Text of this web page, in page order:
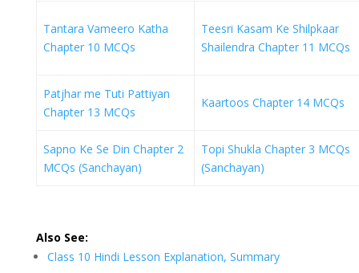
Tantara Vameero Katha
Chapter 10 MCQs
Teesri Kasam Ke Shilpkaar
Shailendra Chapter 11 MCQs
Patjhar me Tuti Pattiyan
Chapter 13 MCQs
Kaartoos Chapter 14 MCQs
Sapno Ke Se Din Chapter 2
MCQs (Sanchayan)
Topi Shukla Chapter 3 MCQs
(Sanchayan)
Also See:
Class 10 Hindi Lesson Explanation, Summary